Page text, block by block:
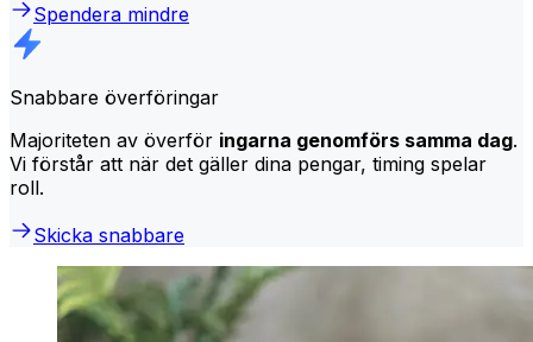
Spendera mindre
Snabbare överföringar
Majoriteten av överför ingarna genomförs samma dag.
Vi förstår att när det gäller dina pengar, timing spelar
roll.
Skicka snabbare